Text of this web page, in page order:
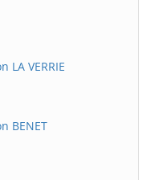
VERRIE
BENET